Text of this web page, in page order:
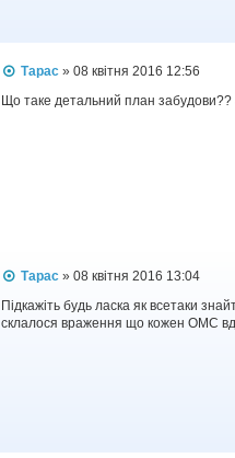
П
в
Тарас »08 квітня 2016 12:56
Що таке детальний план забудови??
П
в
і
Тарас »08 квітня 2016 13:04
Підкажіть будь ласка як всетаки
склалося враження що кожен ОМС